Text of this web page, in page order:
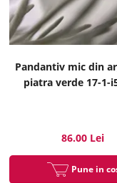
Pandantiv mic din
piatra verde 17-1-
86.00 Lei
Pune in